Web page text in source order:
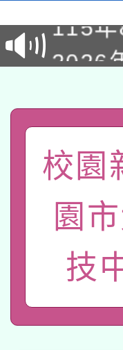
業技
用水
桃園
2026
關事
轉知
國立
年度
業成
函轉
原住
族教
新北
師專
方素
函轉
族語
「族
轉知
年度
轉知
校園
園
技